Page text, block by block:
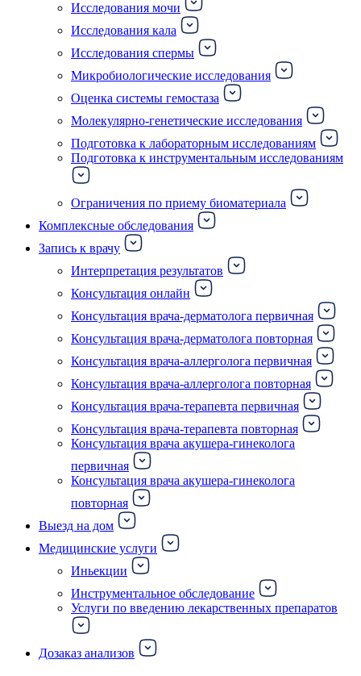
Исследования мочи
Исследования кала
Исследования спермы
Микробиологические исследования
Оценка системы гемостаза
Молекулярно-генетические исследования
Подготовка к лабораторным исследованиям
Подготовка к инструментальным исследованиям
Ограничения по приему биоматериала
Комплексные обследования
Запись к врачу
Интерпретация результатов
Консультация онлайн
Консультация врача-дерматолога первичная
Консультация врача-дерматолога повторная
Консультация врача-аллерголога первичная
Консультация врача-аллерголога повторная
Консультация врача-терапевта первичная
Консультация врача-терапевта повторная
Консультация врача акушера-гинеколога
первичная
Консультация врача акушера-гинеколога
повторная
Выезд на дом
Медицинские услуги
Иньекции
Инструментальное обследование
Услуги по введению лекарственных препаратов
Дозаказ анализов